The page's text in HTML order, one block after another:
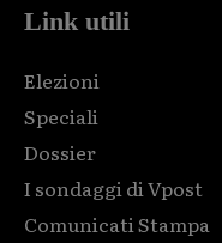
Link utili
Elezioni
Speciali
Dossier
I sondaggi di Vpost
Comunicati Stampa